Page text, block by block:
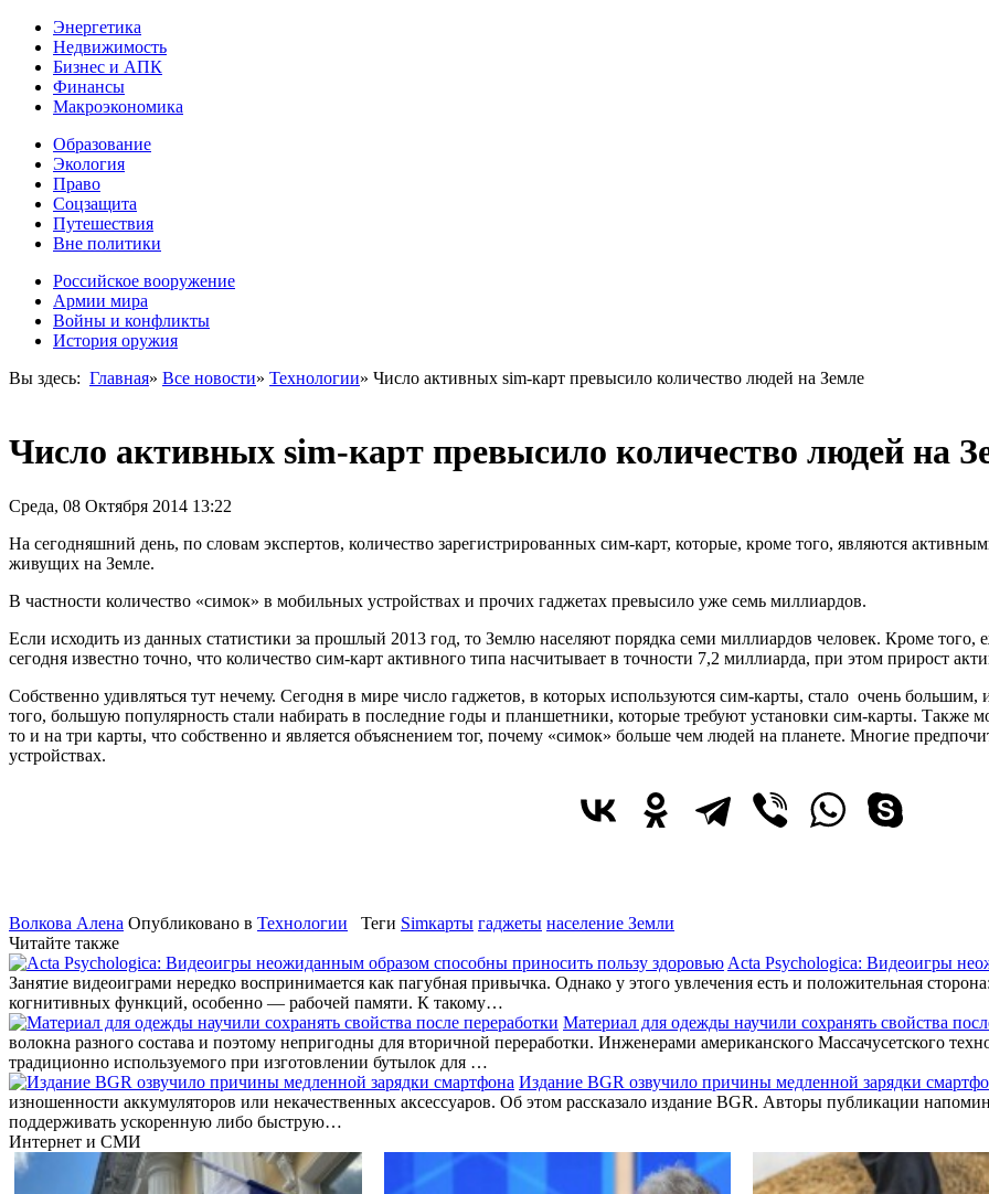
Энергетика
Недвижимость
Бизнес и АПК
Финансы
Макроэкономика
Образование
Экология
Право
Соцзащита
Путешествия
Вне политики
Российское вооружение
Армии мира
Войны и конфликты
История оружия
Вы здесь: Главная» Все новости» Технологии» Число активных sim-карт превысило количество людей на Земле
Число активных sim-карт превысило количество людей на
Среда, 08 Октября 2014 13:22
На сегодняшний день, по словам экспертов, количество зарегистрированных сим-карт, которые, кроме того, являются
живущих на Земле.
В частности количество «симок» в мобильных устройствах и прочих гаджетах превысило уже семь миллиардов.
Если исходить из данных статистики за прошлый 2013 год, то Землю населяют порядка семи миллиардов человек. Кроме того,
сегодня известно точно, что количество сим-карт активного типа насчитывает в точности 7,2 миллиарда, при этом прирост
Собственно удивляться тут нечему. Сегодня в мире число гаджетов, в которых используются сим-карты, стало очень
того, большую популярность стали набирать в последние годы и планшетники, которые требуют установки сим-карты. Также
то и на три карты, что собственно и является объяснением тог, почему «симок» больше чем людей на планете. Многие
устройствах.
Волкова Алена Опубликовано в Технологии Теги Simкарты гаджеты население Земли
Читайте также
Acta Psychologica: Видеоигры
Занятие видеоиграми нередко воспринимается как пагубная привычка. Однако у этого увлечения есть и положительная
когнитивных функций, особенно — рабочей памяти. К такому…
Материал для одежды научили сохранять свойства
волокна разного состава и поэтому непригодны для вторичной переработки. Инженерами американского Массачусетского
традиционно используемого при изготовлении бутылок для …
Издание BGR озвучило причины медленной зарядки
изношенности аккумуляторов или некачественных аксессуаров. Об этом рассказало издание BGR. Авторы публикации
поддерживать ускоренную либо быструю…
Интернет и СМИ